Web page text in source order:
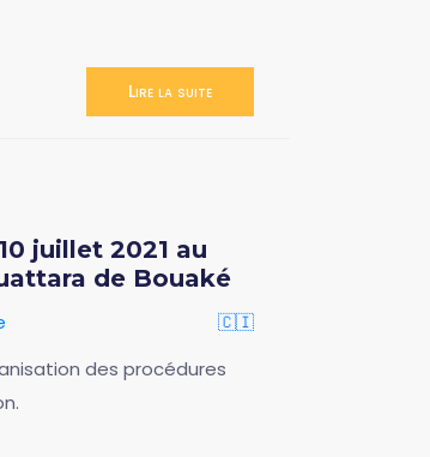
Lire la suite
juillet 2021 au
de Bouaké
🇨🇮
des procédures